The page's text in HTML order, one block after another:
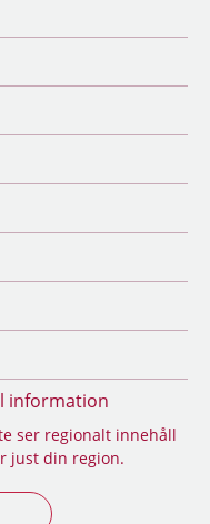
information
ser regionalt innehåll
just din region.